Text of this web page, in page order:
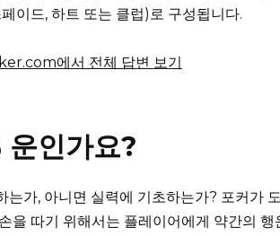
이드, 하트 또는 클럽)로 구성됩니다.
에서 전체 답변 보기
인가요?
는가, 아니면 실력에 기초하는가? 포커가
손을 따기 위해서는 플레이어에게 약간의